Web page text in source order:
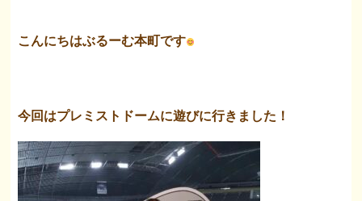
こんにちはぶるーむ本町です
今回はプレミストドームに遊びに行きました！